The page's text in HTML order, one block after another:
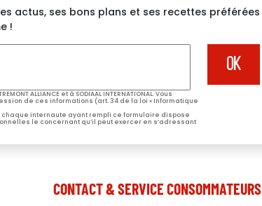
actus, ses bons plans et ses recettes préférées
!
ALLIANCE et à SODIAAL INTERNATIONAL. Vous
de ces informations (art. 34 de la loi « Informatique
chaque internaute ayant rempli ce formulaire dispose
le concernant qu’il peut exercer en s’adressant
CONTACT & SERVICE CONSOMMATEURS